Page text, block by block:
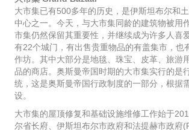
大市集已有500多年的历史，是伊斯坦布尔和
中心之一。今天，与大市集同龄的建筑物被用
市集仍然保留其重要性，并继续成为许多人喜
有22个城门，有出售贵重物品的有盖集市，也
作坊。其中大部分是地毯、珠宝、皮革、旅游
品的商店。奥斯曼帝国时期的大市集实行的是
统，这是奥斯曼帝国行政制度的一部分，根据
设。
大市集的屋顶修复和基础设施维修工作始于
尔省长府、伊斯坦布尔市政府和法提赫市政府